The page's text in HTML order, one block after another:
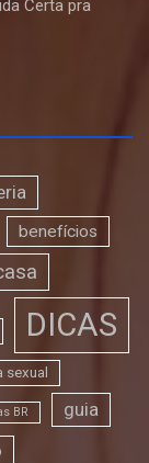
Certa pra
benefícios
DICAS
sexual
BR guia